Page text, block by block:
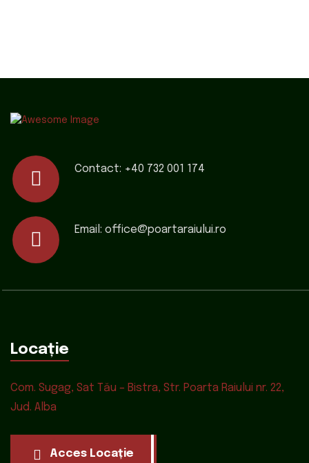
Contact: +40 732 001 174
Email: office@poartaraiului.ro
Locație
Com. Sugag, Sat Tău – Bistra, Str. Poarta Raiului nr. 22,
Jud. Alba
Acces Locație